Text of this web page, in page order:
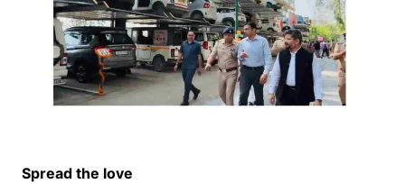
Spread the love